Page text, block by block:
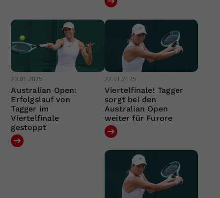
23.01.2025
Australian Open:
Erfolgslauf von
Tagger im
Viertelfinale
gestoppt
22.01.2025
Viertelfinale! Tagger
sorgt bei den
Australian Open
weiter für Furore